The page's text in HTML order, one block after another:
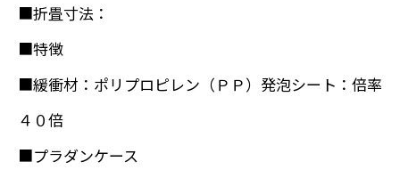
■折畳寸法：
■特徴
■緩衝材：ポリプロピレン（ＰＰ）発泡シート：倍率
４０倍
■プラダンケース